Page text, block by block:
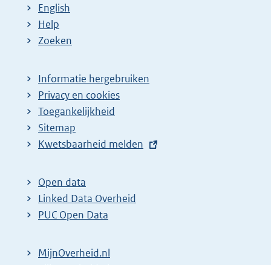
English
Help
Zoeken
Informatie hergebruiken
Privacy en cookies
Toegankelijkheid
Sitemap
E
t
e
r
l
Kwetsbaarheid melden
Open data
Linked Data Overheid
PUC Open Data
MijnOverheid.nl